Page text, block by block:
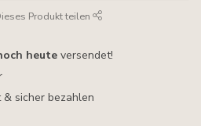
Produkt teilen
heute versendet!
sicher bezahlen